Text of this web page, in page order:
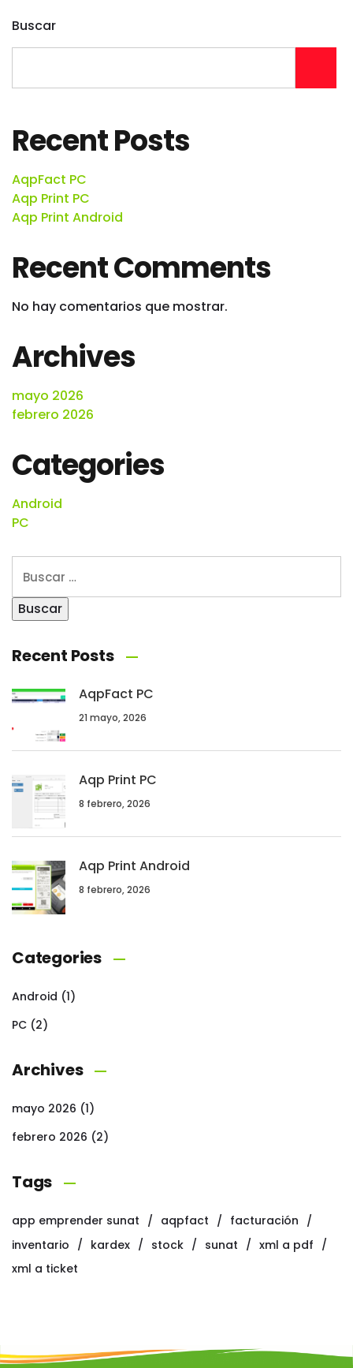
Buscar
Recent Posts
AqpFact PC
Aqp Print PC
Aqp Print Android
Recent Comments
No hay comentarios que mostrar.
Archives
mayo 2026
febrero 2026
Categories
Android
PC
Recent Posts
AqpFact PC
21 mayo, 2026
Aqp Print PC
8 febrero, 2026
Aqp Print Android
8 febrero, 2026
Categories
Android (1)
PC (2)
Archives
mayo 2026 (1)
febrero 2026 (2)
Tags
app emprender sunat aqpfact
facturación
inventario
kardex stock sunat
xml a pdf
xml a ticket